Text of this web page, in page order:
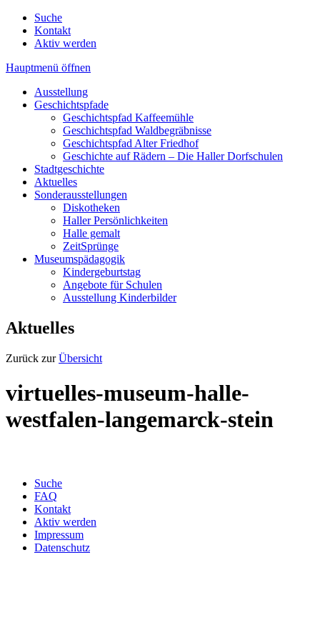
Suche
Kontakt
Aktiv werden
Hauptmenü öffnen
Ausstellung
Geschichtspfade
Geschichtspfad Kaffeemühle
Geschichtspfad Waldbegräbnisse
Geschichtspfad Alter Friedhof
Geschichte auf Rädern – Die Haller Dorfschulen
Stadtgeschichte
Aktuelles
Sonderausstellungen
Diskotheken
Haller Persönlichkeiten
Halle gemalt
ZeitSprünge
Museumspädagogik
Kindergeburtstag
Angebote für Schulen
Ausstellung Kinderbilder
Aktuelles
Zurück zurÜbersicht
virtuelles-museum-halle-
westfalen-langemarck-stein
Suche
FAQ
Kontakt
Aktiv werden
Impressum
Datenschutz